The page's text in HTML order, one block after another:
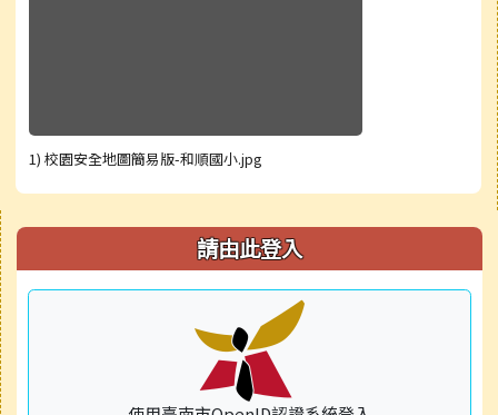
1) 校園安全地圖簡易版-和順國小.jpg
右邊區域內容 請由此登入